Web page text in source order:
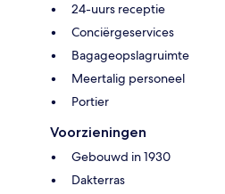
24-uurs receptie
Conciërgeservices
Bagageopslagruimte
Meertalig personeel
Portier
Voorzieningen
Gebouwd in 1930
Dakterras